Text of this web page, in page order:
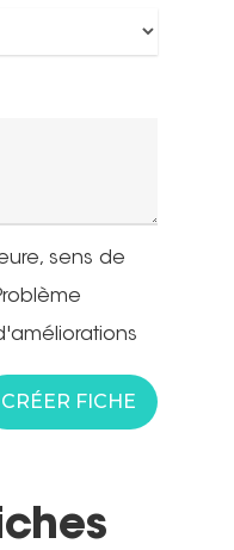
sens de
CRÉER FICHE